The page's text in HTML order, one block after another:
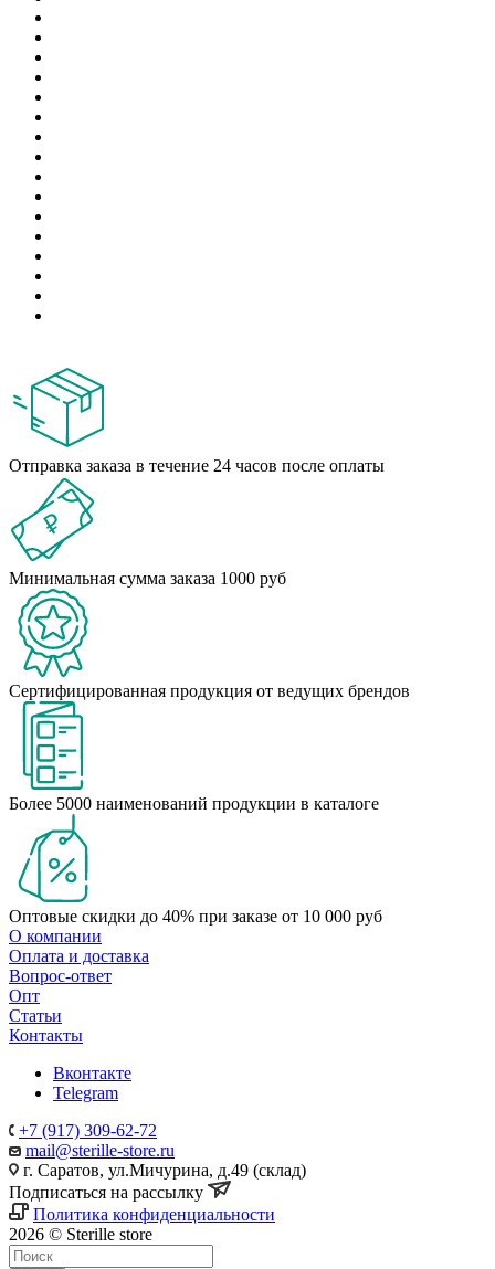
Отправка заказа в течение 24 часов после оплаты
Минимальная сумма заказа 1000 руб
Сертифицированная продукция от ведущих брендов
Более 5000 наименований продукции в каталоге
Оптовые скидки до 40% при заказе от 10 000 руб
О компании
Оплата и доставка
Вопрос-ответ
Опт
Статьи
Контакты
Вконтакте
Telegram
+7 (917) 309-62-72
mail@sterille-store.ru
г. Саратов, ул.Мичурина, д.49 (склад)
Подписаться на рассылку
Политика конфиденциальности
2026 © Sterille store